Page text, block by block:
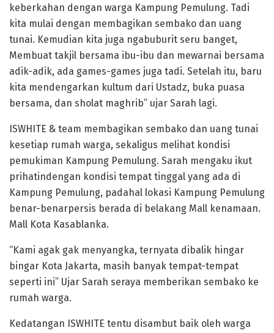
keberkahan dengan warga Kampung Pemulung. Tadi
kita mulai dengan membagikan sembako dan uang
tunai. Kemudian kita juga ngabuburit seru banget,
Membuat takjil bersama ibu-ibu dan mewarnai bersama
adik-adik, ada games-games juga tadi. Setelah itu, baru
kita mendengarkan kultum dari Ustadz, buka puasa
bersama, dan sholat maghrib” ujar Sarah lagi.
ISWHITE & team membagikan sembako dan uang tunai
kesetiap rumah warga, sekaligus melihat kondisi
pemukiman Kampung Pemulung. Sarah mengaku ikut
prihatindengan kondisi tempat tinggal yang ada di
Kampung Pemulung, padahal lokasi Kampung Pemulung
benar-benarpersis berada di belakang Mall kenamaan.
Mall Kota Kasablanka.
“Kami agak gak menyangka, ternyata dibalik hingar
bingar Kota Jakarta, masih banyak tempat-tempat
seperti ini” Ujar Sarah seraya memberikan sembako ke
rumah warga.
Kedatangan ISWHITE tentu disambut baik oleh warga